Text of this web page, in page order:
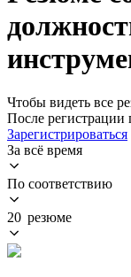
Чтобы видеть все
После
Зарегистрироваться
За всё время
По соответствию
20 резюме